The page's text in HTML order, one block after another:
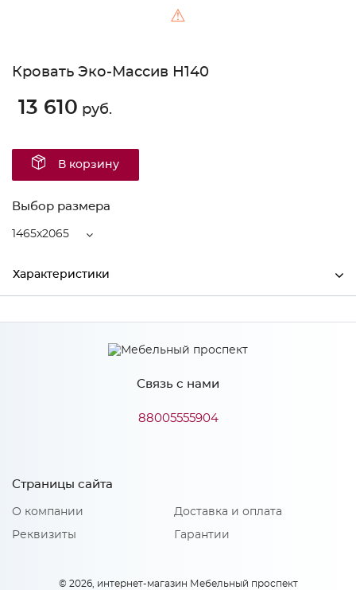
⚠
Кровать Эко-Массив Н140
13 610 руб.
В корзину
Выбор размера
1465x2065
Характеристики
Ширина 1465
970
2065
Элегия
Особенности
Связь с нами
88005555904
Страницы сайта
О компании
Реквизиты
Доставка и оплата
Гарантии
© 2026, интернет-магазин Мебельный проспект